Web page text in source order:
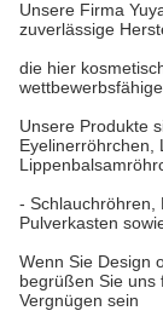
Unsere Firma
zuverlässige
die hier
Unsere Produkte
Eyelinerröhrchen,
- Schlauchröhren,
Pulverkasten
Wenn Sie Design
begrüßen Sie uns
Vergnügen sein